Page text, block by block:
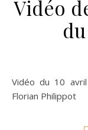
Vidéo
Vidéo du 10 avril 2026 (durée 14 min) : Source YT de
Florian Philippot